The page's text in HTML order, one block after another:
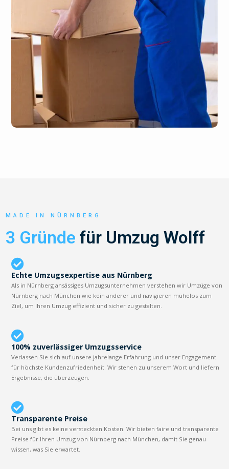
MADE IN NÜRNBERG
3 Gründe für Umzug Wolff
Echte Umzugsexpertise aus Nürnberg
Als in Nürnberg ansässiges Umzugsunternehmen verstehen wir Umzüge von
Nürnberg nach München wie kein anderer und navigieren mühelos zum
Ziel, um Ihren Umzug effizient und sicher zu gestalten.
100% zuverlässiger Umzugsservice
Verlassen Sie sich auf unsere jahrelange Erfahrung und unser Engagement
für höchste Kundenzufriedenheit. Wir stehen zu unserem Wort und liefern
Ergebnisse, die überzeugen.
Transparente Preise
Bei uns gibt es keine versteckten Kosten. Wir bieten faire und transparente
Preise für Ihren Umzug von Nürnberg nach München, damit Sie genau
wissen, was Sie erwartet.